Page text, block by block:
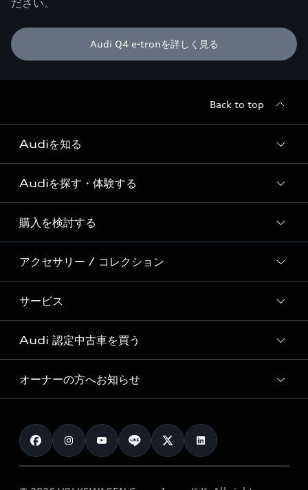
ださい。
Audi Q4 e-tronを詳しく見る
Back to top
Audiを知る
Audi ブランド
Story of Progress
Audi Sport
Formula 1®
デジタルサービス
Audiを探す・体験する
ディーラー検索
新車在庫検索
試乗車・展示車検索
見積り依頼
試乗予約
購入を検討する
モデル一覧
特別仕様モデル / 限定モデル
e-tronラインアップ
価格シミュレーション
車両比較
カタログ一覧
アクセサリー / コレクション
純正アクセサリー
オンラインショップ
Audi collection
アウディナビアプリ
サービス
サービス入庫予約
サービスプログラム
メンテナンス
車検 / 定期点検
e-tronアフターサポート
Audi 認定中古車を買う
Audi認定中古車
クオリティ
保証
オーナーの方へお知らせ
お知らせ
オーナー様向けキャンペーン